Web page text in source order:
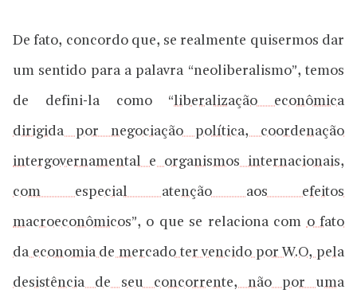
De fato, concordo que, se realmente quisermos dar
um sentido para a palavra “neoliberalismo”, temos
de defini-la como “liberalização econômica
dirigida por negociação política, coordenação
intergovernamental e organismos internacionais,
com especial atenção aos efeitos
macroeconômicos”, o que se relaciona como fato
da economia de mercado ter vencido por W.O, pela
desistência de seu concorrente, não por uma